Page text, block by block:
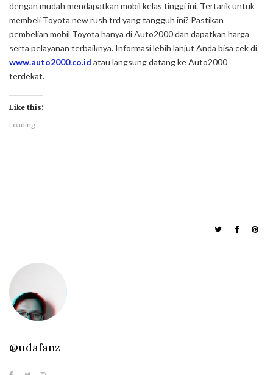
dengan mudah mendapatkan mobil kelas tinggi ini. Tertarik untuk
membeli Toyota new rush trd yang tangguh ini? Pastikan
pembelian mobil Toyota hanya di Auto2000 dan dapatkan harga
serta pelayanan terbaiknya. Informasi lebih lanjut Anda bisa cek di
www.auto2000.co.id atau langsung datang ke Auto2000
terdekat.
Like this:
Loading...
@udafanz